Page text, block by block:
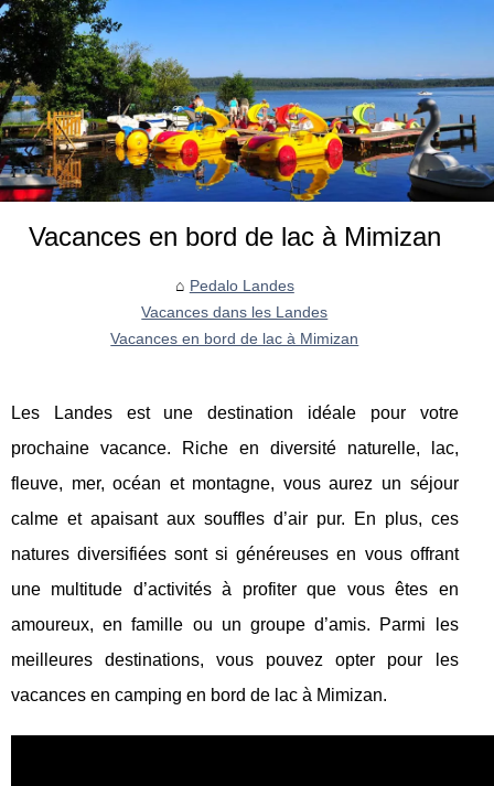
Vacances en bord de lac à Mimizan
Pedalo Landes
Vacances dans les Landes
Vacances en bord de lac à Mimizan
Les Landes est une destination idéale pour votre
prochaine vacance. Riche en diversité naturelle, lac,
fleuve, mer, océan et montagne, vous aurez un séjour
calme et apaisant aux souffles d’air pur. En plus, ces
natures diversifiées sont si généreuses en vous offrant
une multitude d’activités à profiter que vous êtes en
amoureux, en famille ou un groupe d’amis. Parmi les
meilleures destinations, vous pouvez opter pour les
vacances en camping en bord de lac à Mimizan.